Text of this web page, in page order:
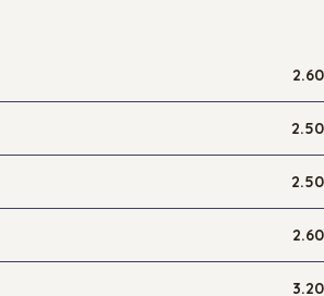
2.60
2.50
2.50
2.60
3.20